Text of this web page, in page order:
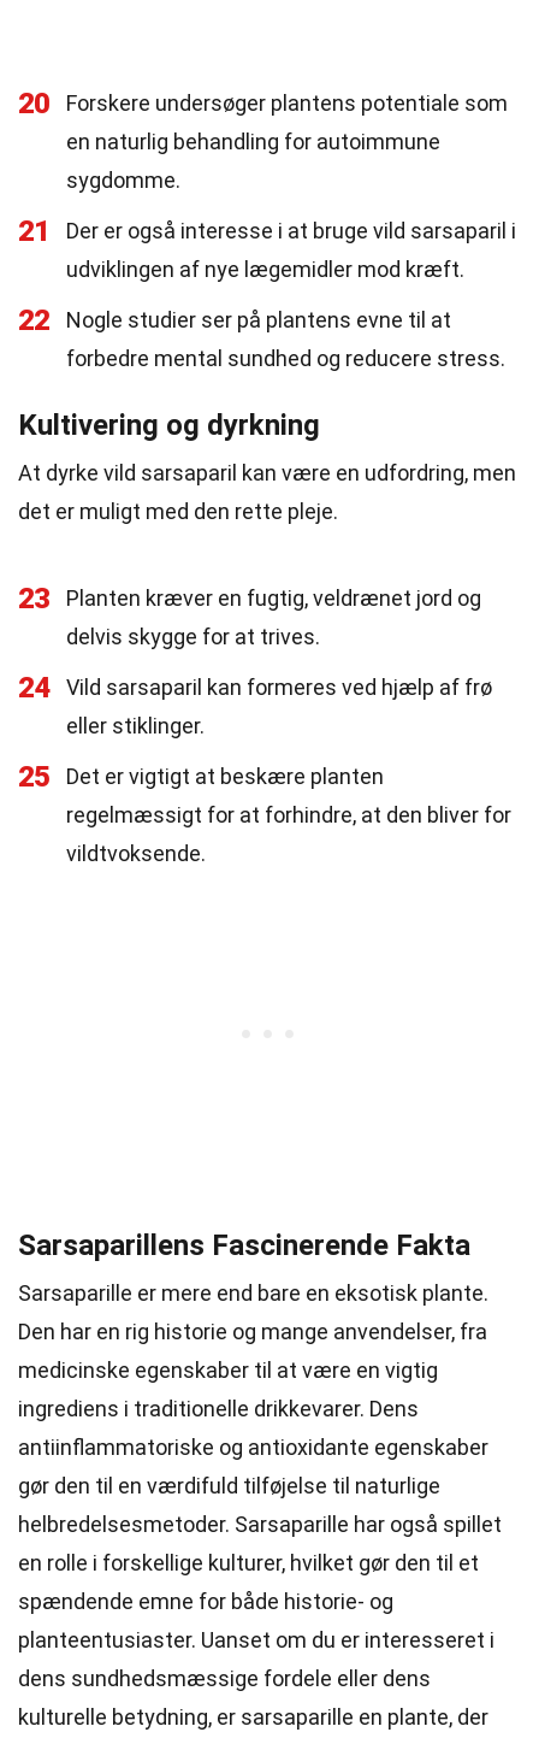
20
Forskere undersøger plantens potentiale som
en naturlig behandling for autoimmune
sygdomme.
21
Der er også interesse i at bruge vild sarsaparil i
udviklingen af nye lægemidler mod kræft.
22
Nogle studier ser på plantens evne til at
forbedre mental sundhed og reducere stress.
Kultivering og dyrkning
At dyrke vild sarsaparil kan være en udfordring, men
det er muligt med den rette pleje.
23
Planten kræver en fugtig, veldrænet jord og
delvis skygge for at trives.
24
Vild sarsaparil kan formeres ved hjælp af frø
eller stiklinger.
25
Det er vigtigt at beskære planten
regelmæssigt for at forhindre, at den bliver for
vildtvoksende.
Sarsaparillens Fascinerende Fakta
Sarsaparille er mere end bare en eksotisk plante.
Den har en rig historie og mange anvendelser, fra
medicinske egenskaber til at være en vigtig
ingrediens i traditionelle drikkevarer. Dens
antiinflammatoriske og antioxidante egenskaber
gør den til en værdifuld tilføjelse til naturlige
helbredelsesmetoder. Sarsaparille har også spillet
en rolle i forskellige kulturer, hvilket gør den til et
spændende emne for både historie- og
planteentusiaster. Uanset om du er interesseret i
dens sundhedsmæssige fordele eller dens
kulturelle betydning, er sarsaparille en plante, der